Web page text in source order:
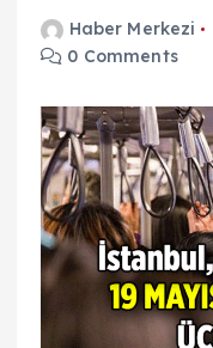
Haber Merkezi
0 Comments